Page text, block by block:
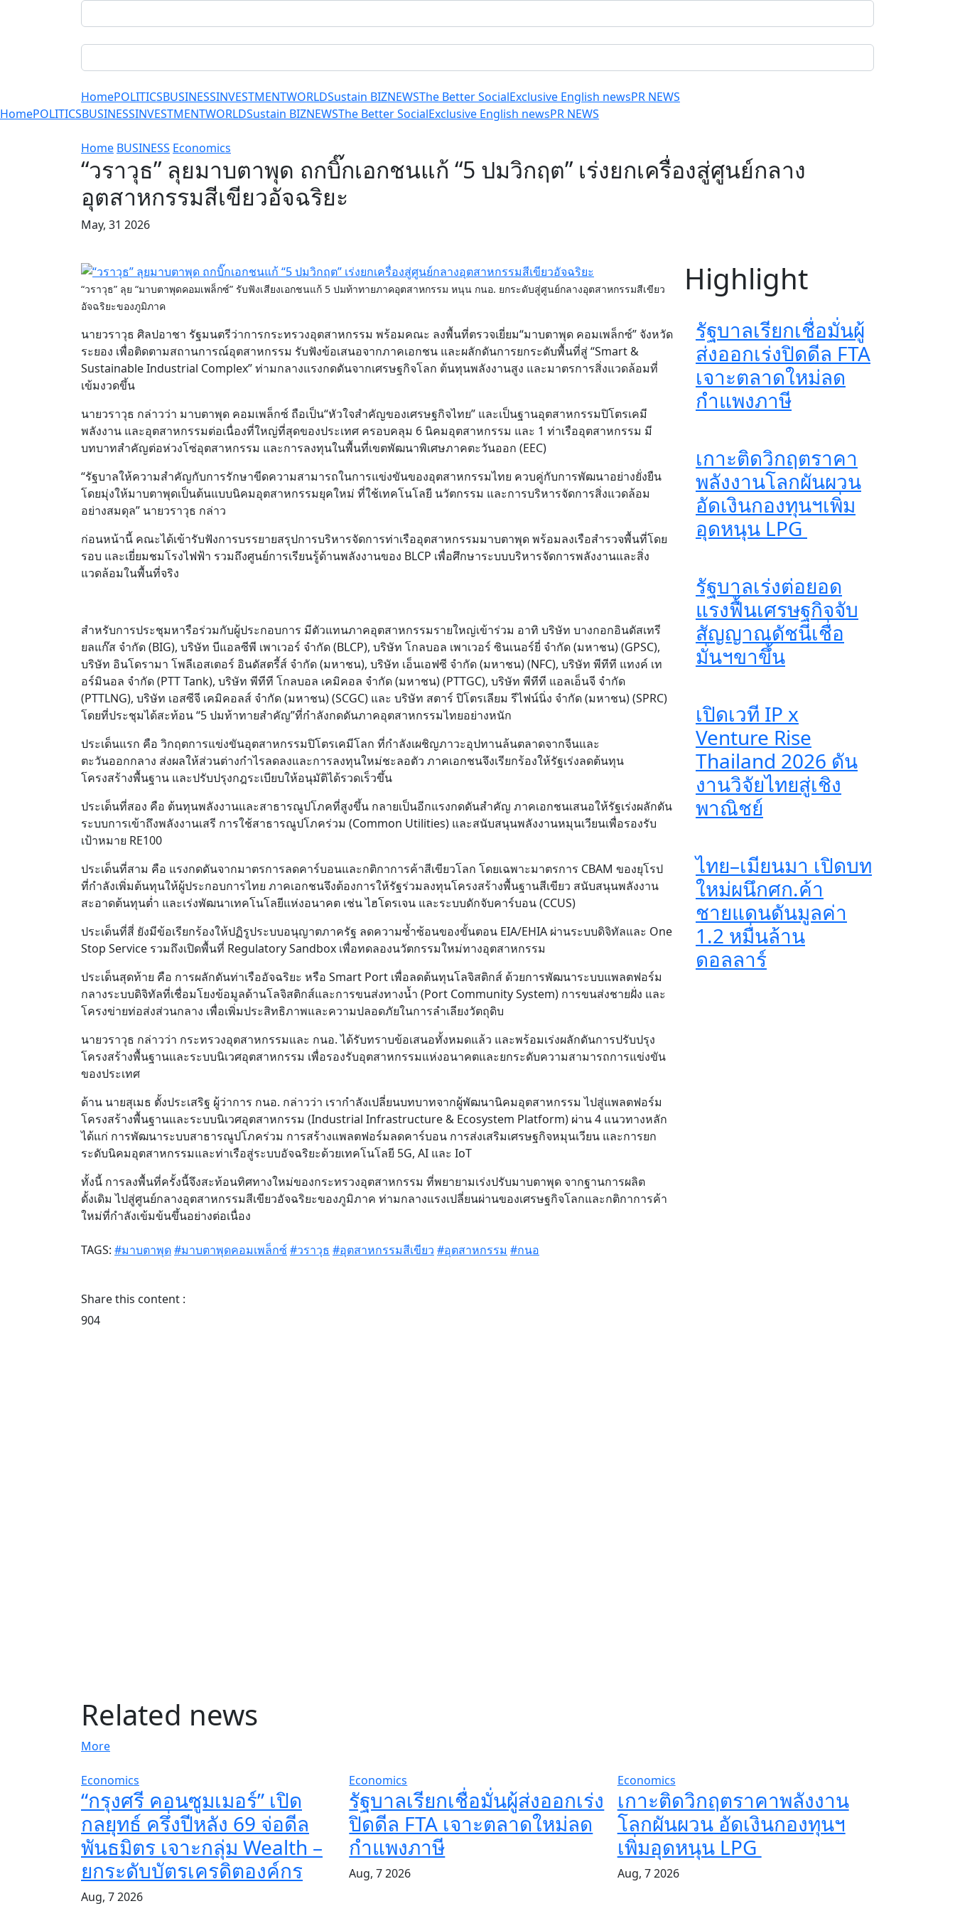
HomePOLITICSBUSINESSINVESTMENTWORLDSustain BIZNEWSThe Better SocialExclusive English newsPR NEWS
HomePOLITICSBUSINESSINVESTMENTWORLDSustain BIZNEWSThe Better SocialExclusive English newsPR NEWS
Home BUSINESS Economics
“วราวุธ” ลุยมาบตาพุด ถกบิ๊กเอกชนแก้ “5 ปมวิกฤต” เร่งยกเครื่องสู่ศูนย์กลาง
อุตสาหกรรมสีเขียวอัจฉริยะ
May, 31 2026
“วราวุธ” ลุย “มาบตาพุดคอมเพล็กซ์” รับฟังเสียงเอกชนแก้ 5 ปมท้าทายภาคอุตสาหกรรม หนุน กนอ. ยกระดับสู่ศูนย์กลางอุตสาหกรรมสีเขียว
อัจฉริยะของภูมิภาค
นายวราวุธ ศิลปอาชา รัฐมนตรีว่าการกระทรวงอุตสาหกรรม พร้อมคณะ ลงพื้นที่ตรวจเยี่ยม“มาบตาพุด คอมเพล็กซ์” จังหวัด
ระยอง เพื่อติดตามสถานการณ์อุตสาหกรรม รับฟังข้อเสนอจากภาคเอกชน และผลักดันการยกระดับพื้นที่สู่ “Smart &
Sustainable Industrial Complex” ท่ามกลางแรงกดดันจากเศรษฐกิจโลก ต้นทุนพลังงานสูง และมาตรการสิ่งแวดล้อมที่
เข้มงวดขึ้น
นายวราวุธ กล่าวว่า มาบตาพุด คอมเพล็กซ์ ถือเป็น“หัวใจสำคัญของเศรษฐกิจไทย” และเป็นฐานอุตสาหกรรมปิโตรเคมี
พลังงาน และอุตสาหกรรมต่อเนื่องที่ใหญ่ที่สุดของประเทศ ครอบคลุม 6 นิคมอุตสาหกรรม และ 1 ท่าเรืออุตสาหกรรม มี
บทบาทสำคัญต่อห่วงโซ่อุตสาหกรรม และการลงทุนในพื้นที่เขตพัฒนาพิเศษภาคตะวันออก (EEC)
“รัฐบาลให้ความสำคัญกับการรักษาขีดความสามารถในการแข่งขันของอุตสาหกรรมไทย ควบคู่กับการพัฒนาอย่างยั่งยืน
โดยมุ่งให้มาบตาพุดเป็นต้นแบบนิคมอุตสาหกรรมยุคใหม่ ที่ใช้เทคโนโลยี นวัตกรรม และการบริหารจัดการสิ่งแวดล้อม
อย่างสมดุล” นายวราวุธ กล่าว
ก่อนหน้านี้ คณะได้เข้ารับฟังการบรรยายสรุปการบริหารจัดการท่าเรืออุตสาหกรรมมาบตาพุด พร้อมลงเรือสำรวจพื้นที่โดย
รอบ และเยี่ยมชมโรงไฟฟ้า รวมถึงศูนย์การเรียนรู้ด้านพลังงานของ BLCP เพื่อศึกษาระบบบริหารจัดการพลังงานและสิ่ง
แวดล้อมในพื้นที่จริง
สำหรับการประชุมหารือร่วมกับผู้ประกอบการ มีตัวแทนภาคอุตสาหกรรมรายใหญ่เข้าร่วม อาทิ บริษัท บางกอกอินดัสเทรี
ยลแก๊ส จำกัด (BIG), บริษัท บีแอลซีพี เพาเวอร์ จำกัด (BLCP), บริษัท โกลบอล เพาเวอร์ ซินเนอร์ยี่ จำกัด (มหาชน) (GPSC),
บริษัท อินโดรามา โพลีเอสเตอร์ อินดัสตรี้ส์ จำกัด (มหาชน), บริษัท เอ็นเอฟซี จำกัด (มหาชน) (NFC), บริษัท พีทีที แทงค์ เท
อร์มินอล จำกัด (PTT Tank), บริษัท พีทีที โกลบอล เคมิคอล จำกัด (มหาชน) (PTTGC), บริษัท พีทีที แอลเอ็นจี จำกัด
(PTTLNG), บริษัท เอสซีจี เคมิคอลส์ จำกัด (มหาชน) (SCGC) และ บริษัท สตาร์ ปิโตรเลียม รีไฟน์นิ่ง จำกัด (มหาชน) (SPRC)
โดยที่ประชุมได้สะท้อน “5 ปมท้าทายสำคัญ”ที่กำลังกดดันภาคอุตสาหกรรมไทยอย่างหนัก
ประเด็นแรก คือ วิกฤตการแข่งขันอุตสาหกรรมปิโตรเคมีโลก ที่กำลังเผชิญภาวะอุปทานล้นตลาดจากจีนและ
ตะวันออกกลาง ส่งผลให้ส่วนต่างกำไรลดลงและการลงทุนใหม่ชะลอตัว ภาคเอกชนจึงเรียกร้องให้รัฐเร่งลดต้นทุน
โครงสร้างพื้นฐาน และปรับปรุงกฎระเบียบให้อนุมัติได้รวดเร็วขึ้น
ประเด็นที่สอง คือ ต้นทุนพลังงานและสาธารณูปโภคที่สูงขึ้น กลายเป็นอีกแรงกดดันสำคัญ ภาคเอกชนเสนอให้รัฐเร่งผลักดัน
ระบบการเข้าถึงพลังงานเสรี การใช้สาธารณูปโภคร่วม (Common Utilities) และสนับสนุนพลังงานหมุนเวียนเพื่อรองรับ
เป้าหมาย RE100
ประเด็นที่สาม คือ แรงกดดันจากมาตรการลดคาร์บอนและกติกาการค้าสีเขียวโลก โดยเฉพาะมาตรการ CBAM ของยุโรป
ที่กำลังเพิ่มต้นทุนให้ผู้ประกอบการไทย ภาคเอกชนจึงต้องการให้รัฐร่วมลงทุนโครงสร้างพื้นฐานสีเขียว สนับสนุนพลังงาน
สะอาดต้นทุนต่ำ และเร่งพัฒนาเทคโนโลยีแห่งอนาคต เช่น ไฮโดรเจน และระบบดักจับคาร์บอน (CCUS)
ประเด็นที่สี่ ยังมีข้อเรียกร้องให้ปฏิรูประบบอนุญาตภาครัฐ ลดความซ้ำซ้อนของขั้นตอน EIA/EHIA ผ่านระบบดิจิทัลและ One
Stop Service รวมถึงเปิดพื้นที่ Regulatory Sandbox เพื่อทดลองนวัตกรรมใหม่ทางอุตสาหกรรม
ประเด็นสุดท้าย คือ การผลักดันท่าเรืออัจฉริยะ หรือ Smart Port เพื่อลดต้นทุนโลจิสติกส์ ด้วยการพัฒนาระบบแพลตฟอร์ม
กลางระบบดิจิทัลที่เชื่อมโยงข้อมูลด้านโลจิสติกส์และการขนส่งทางน้ำ (Port Community System) การขนส่งชายฝั่ง และ
โครงข่ายท่อส่งส่วนกลาง เพื่อเพิ่มประสิทธิภาพและความปลอดภัยในการลำเลียงวัตถุดิบ
นายวราวุธ กล่าวว่า กระทรวงอุตสาหกรรมและ กนอ. ได้รับทราบข้อเสนอทั้งหมดแล้ว และพร้อมเร่งผลักดันการปรับปรุง
โครงสร้างพื้นฐานและระบบนิเวศอุตสาหกรรม เพื่อรองรับอุตสาหกรรมแห่งอนาคตและยกระดับความสามารถการแข่งขัน
ของประเทศ
ด้าน นายสุเมธ ตั้งประเสริฐ ผู้ว่าการ กนอ. กล่าวว่า เรากำลังเปลี่ยนบทบาทจากผู้พัฒนานิคมอุตสาหกรรม ไปสู่แพลตฟอร์ม
โครงสร้างพื้นฐานและระบบนิเวศอุตสาหกรรม (Industrial Infrastructure & Ecosystem Platform) ผ่าน 4 แนวทางหลัก
ได้แก่ การพัฒนาระบบสาธารณูปโภคร่วม การสร้างแพลตฟอร์มลดคาร์บอน การส่งเสริมเศรษฐกิจหมุนเวียน และการยก
ระดับนิคมอุตสาหกรรมและท่าเรือสู่ระบบอัจฉริยะด้วยเทคโนโลยี 5G, AI และ IoT
ทั้งนี้ การลงพื้นที่ครั้งนี้จึงสะท้อนทิศทางใหม่ของกระทรวงอุตสาหกรรม ที่พยายามเร่งปรับมาบตาพุด จากฐานการผลิต
ดั้งเดิม ไปสู่ศูนย์กลางอุตสาหกรรมสีเขียวอัจฉริยะของภูมิภาค ท่ามกลางแรงเปลี่ยนผ่านของเศรษฐกิจโลกและกติกาการค้า
ใหม่ที่กำลังเข้มข้นขึ้นอย่างต่อเนื่อง
TAGS: #มาบตาพุด#มาบตาพุดคอมเพล็กซ์ #วราวุธ #อุตสาหกรรมสีเขียว #อุตสาหกรรม #กนอ
Share this content :
904
Highlight
รัฐบาลเรียกเชื่อมั่นผู้
ส่งออกเร่งปิดดีล FTA
เจาะตลาดใหม่ลด
กำแพงภาษี
เกาะติดวิกฤตราคา
พลังงานโลกผันผวน
อัดเงินกองทุนฯเพิ่ม
อุดหนุน LPG
รัฐบาลเร่งต่อยอด
แรงฟื้นเศรษฐกิจจับ
สัญญาณดัชนีเชื่อ
มั่นฯขาขึ้น
เปิดเวที IP x
Venture Rise
Thailand 2026 ดัน
งานวิจัยไทยสู่เชิง
พาณิชย์
ไทย–เมียนมา เปิดบท
ใหม่ผนึกศก.ค้า
ชายแดนดันมูลค่า
1.2 หมื่นล้าน
ดอลลาร์
Related news
More
Economics
“กรุงศรี คอนซูมเมอร์” เปิด
กลยุทธ์ ครึ่งปีหลัง 69 จ่อดีล
พันธมิตร เจาะกลุ่ม Wealth –
ยกระดับบัตรเครดิตองค์กร
Aug, 7 2026
Economics
รัฐบาลเรียกเชื่อมั่นผู้ส่งออกเร่ง
ปิดดีล FTA เจาะตลาดใหม่ลด
กำแพงภาษี
Aug, 7 2026
Economics
เกาะติดวิกฤตราคาพลังงาน
โลกผันผวน อัดเงินกองทุนฯ
เพิ่มอุดหนุน LPG
Aug, 7 2026